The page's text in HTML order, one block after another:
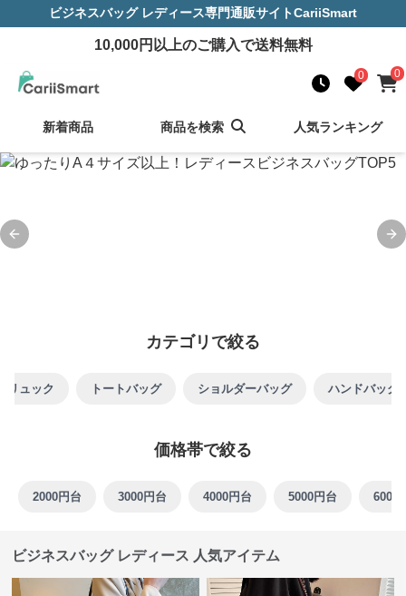
ビジネスバッグ レディース専門通販サイトCariiSmart
10,000円以上のご購入で送料無料
0 0
新着商品 商品を検索 人気ランキング
Previous slide
カテゴリで絞る
リュック トートバッグ ショルダーバッグ ハンドバッグ
価格帯で絞る
2000円台 3000円台 4000円台 5000円台 6000
ビジネスバッグ レディース 人気アイテム